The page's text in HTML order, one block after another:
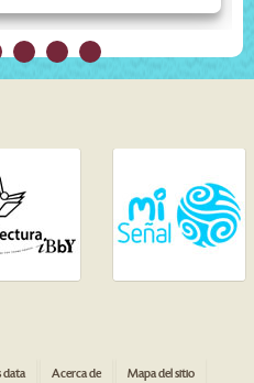
data Acerca de Mapa del sitio